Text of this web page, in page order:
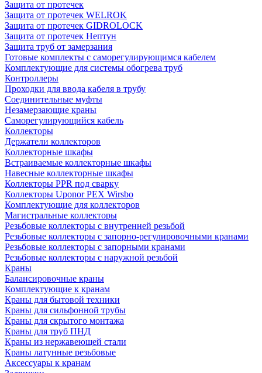
Защита от протечек
Защита от протечек WELROK
Защита от протечек GIDROLOCK
Защита от протечек Нептун
Защита труб от замерзания
Готовые комплекты с саморегулирующимся кабелем
Комплектующие для системы обогрева труб
Контроллеры
Проходки для ввода кабеля в трубу
Соединительные муфты
Незамерзающие краны
Саморегулирующийся кабель
Коллекторы
Держатели коллекторов
Коллекторные шкафы
Встраиваемые коллекторные шкафы
Навесные коллекторные шкафы
Коллекторы PPR под сварку
Коллекторы Uponor PEX Wirsbo
Комплектующие для коллекторов
Магистральные коллекторы
Резьбовые коллекторы с внутренней резьбой
Резьбовые коллекторы с запорно-регулировочными кранами
Резьбовые коллекторы с запорными кранами
Резьбовые коллекторы с наружной резьбой
Краны
Балансировочные краны
Комплектующие к кранам
Краны для бытовой техники
Краны для сильфонной трубы
Краны для скрытого монтажа
Краны для труб ПНД
Краны из нержавеющей стали
Краны латунные резьбовые
Аксессуары к кранам